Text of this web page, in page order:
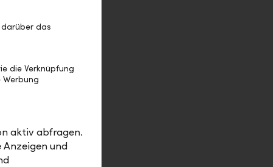
die Visa
bestellen
in der
per
zu
das
die Verknüpfung
aktiv abfragen.
und